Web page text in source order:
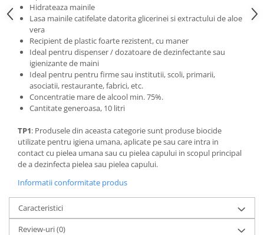
OCT - Tomografe in coerenta
optica
Oftalmoscoape
Optotipuri, teste de vedere si
proiectoare de teste
Otoscoape
Perimetre
Sinoptofoare
Spirometre
Teste Cromatice
Tonometre
Hidrateaza mainile
Lasa mainile catifelate datorita glicerinei si extractului de aloe
vera
Recipient de plastic foarte rezistent, cu maner
Ideal pentru dispenser / dozatoare de dezinfectante sau
igienizante de maini
Ideal pentru pentru firme sau institutii, scoli, primarii,
asociatii, restaurante, fabrici, etc.
Concentratie mare de alcool min. 75%.
Cantitate generoasa, 10 litri
TP1: Produsele din aceasta categorie sunt produse biocide
utilizate pentru igiena umana, aplicate pe sau care intra in
contact cu pielea umana sau cu pielea capului in scopul principal
de a dezinfecta pielea sau pielea capului.
Informatii conformitate produs
Caracteristici
Review-uri(0)